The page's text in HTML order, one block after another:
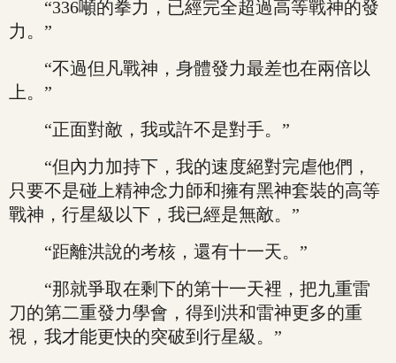
“336噸的拳力，已經完全超過高等戰神的發
力。”
“不過但凡戰神，身體發力最差也在兩倍以
上。”
“正面對敵，我或許不是對手。”
“但內力加持下，我的速度絕對完虐他們，
只要不是碰上精神念力師和擁有黑神套裝的高等
戰神，行星級以下，我已經是無敵。”
“距離洪說的考核，還有十一天。”
“那就爭取在剩下的第十一天裡，把九重雷
刀的第二重發力學會，得到洪和雷神更多的重
視，我才能更快的突破到行星級。”